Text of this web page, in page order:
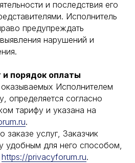
и последствия его
Исполнитель
предупреждать
нарушений и
и порядок оплаты
оказываемых Исполнителем
определяется согласно
тарифу и указана на
.
заказе услуг, Заказчик
удобным для него способом,
https://privacyforum.ru.